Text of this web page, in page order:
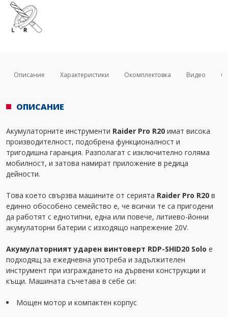
Описание Характеристики Окомплектовка Видео
ОПИСАНИЕ
Акумулаторните инструменти Raider Pro R20 имат висока
производителност, подобрена функционалност и
тригодишна гаранция. Разполагат с изключително голяма
мобилност, и затова намират приложение в редица
дейности.
Това което свързва машините от серията Raider Pro R20 в
единно обособено семейство е, че всички те са пригодени
да работят с еднотипни, една или повече, литиево-йонни
акумулаторни батерии с изходящо напрежение 20V.
Акумулаторният ударен винтоверт RDP-SHID20 Solo е
подходящ за ежедневна употреба и задължителен
инструмент при изграждането на дървени конструкции и
къщи. Машината съчетава в себе си:
Мощен мотор и компактен корпус